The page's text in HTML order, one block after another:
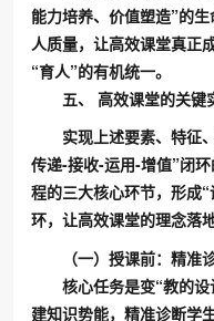
能力培养、价值塑造”的
人质量，让高效课堂真正
“育人”的有机统一。
五、 高效课堂的关键
实现上述要素、特征
传递-接收-运用-增值”闭
程的三大核心环节，形
环，让高效课堂的理念落
（一）授课前：精准
核心任务是变“教的
建知识势能，精准诊断学